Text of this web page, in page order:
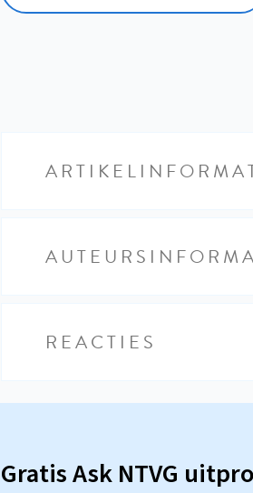
REACTIES
Gratis Ask NTVG